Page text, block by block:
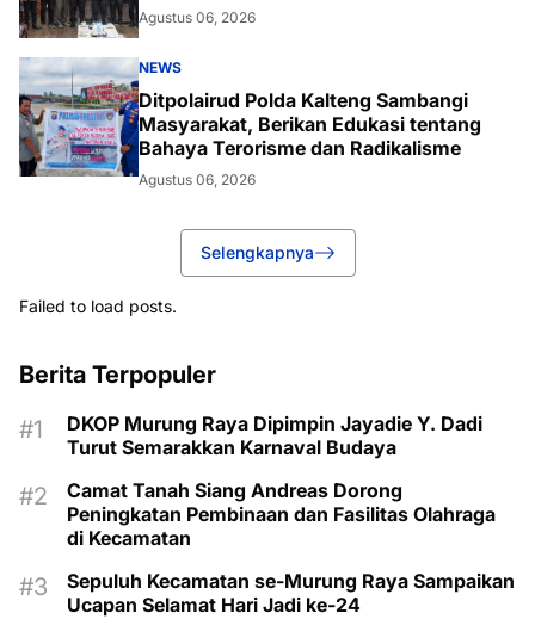
Agustus 06, 2026
NEWS
Ditpolairud Polda Kalteng Sambangi
Masyarakat, Berikan Edukasi tentang
Bahaya Terorisme dan Radikalisme
Agustus 06, 2026
Selengkapnya
Failed to load posts.
Berita Terpopuler
DKOP Murung Raya Dipimpin Jayadie Y. Dadi
Turut Semarakkan Karnaval Budaya
Camat Tanah Siang Andreas Dorong
Peningkatan Pembinaan dan Fasilitas Olahraga
di Kecamatan
Sepuluh Kecamatan se-Murung Raya Sampaikan
Ucapan Selamat Hari Jadi ke-24